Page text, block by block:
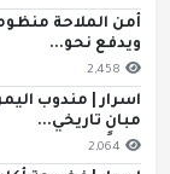
أمن الملاحة
ويدفع نحو...
2,458
اسرار | مندوب
مبانٍ تاريخي...
2,064